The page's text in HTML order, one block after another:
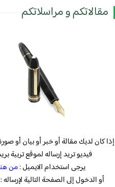
مقالاتكم و مراسلاتكم
إذا كان لديك مقالة أو خبر أو بيان أو
فيديو تريد إرساله لموقع تربية
يرجى استخدام الايميل :من
أو الدخول إلى الصفحة التالية